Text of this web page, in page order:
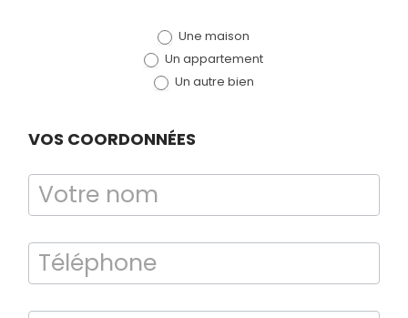
Une maison
Un appartement
Un autre bien
VOS COORDONNÉES